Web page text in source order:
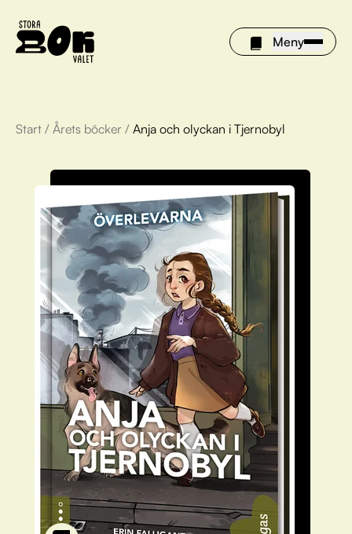
Meny
Årets böcker
Om Stora bokvalet
Olivia tipsar
Vinnare
FAQ
För bibliotek
Start / Årets böcker / Anja och olyckan i Tjernobyl